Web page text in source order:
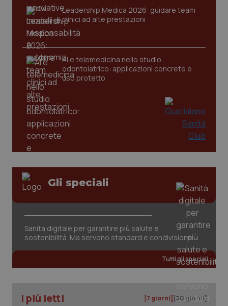
Leadership Medica 2026: guidare team
clinici ad alte prestazioni
AI e telemedicina nello studio
odontoiatrico: applicazioni concrete e
uso protetto
Gli speciali
Sanità digitale per garantire più salute e
sostenibilità. Ma servono standard e condivisione
Tutti gli speciali
I più letti [7 giorni] [30 giorni]
CookieScriptConsent
tracking-sites-ironfish-
www.quotidianosanita.it
2
www.quotidianosanita.it
_ga
Google LLC
1